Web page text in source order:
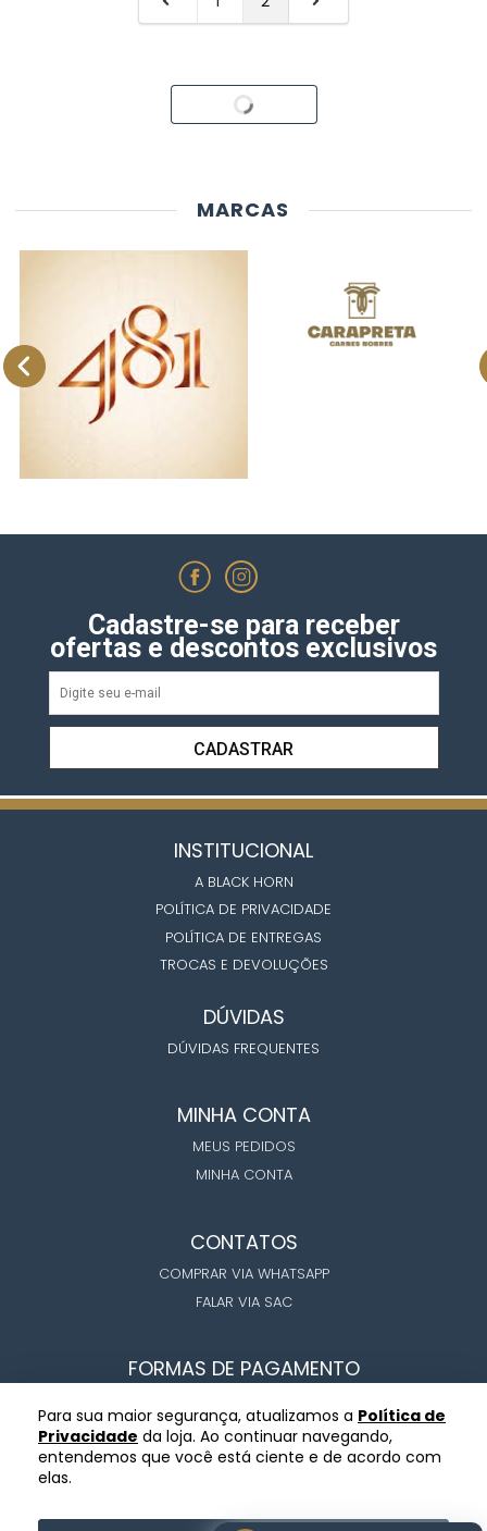
Carregando...
MARCAS
Para sua maior segurança, atualizamos a Política de
Privacidade da loja. Ao continuar navegando,
entendemos que você está ciente e de acordo com
elas.
Cadastre-se para receber
ofertas e descontos exclusivos
CADASTRAR
INSTITUCIONAL
A BLACK HORN
POLÍTICA DE PRIVACIDADE
POLÍTICA DE ENTREGAS
TROCAS E DEVOLUÇÕES
DÚVIDAS
DÚVIDAS FREQUENTES
MINHA CONTA
MEUS PEDIDOS
MINHA CONTA
CONTATOS
COMPRAR VIA WHATSAPP
FALAR VIA SAC
FORMAS DE PAGAMENTO